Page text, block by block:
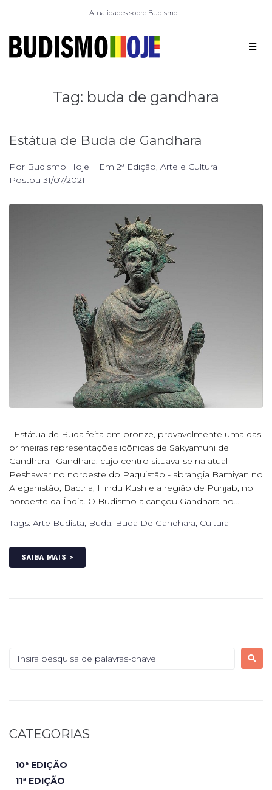
Atualidades sobre Budismo
Tag: buda de gandhara
Estátua de Buda de Gandhara
Por Budismo Hoje Em 2ª Edição, Arte e Cultura
Postou 31/07/2021
Estátua de Buda feita em bronze, provavelmente uma das
primeiras representações icônicas de Sakyamuni de
Gandhara. Gandhara, cujo centro situava-se na atual
Peshawar no noroeste do Paquistão - abrangia Bamiyan no
Afeganistão, Bactria, Hindu Kush e a região de Punjab, no
noroeste da Índia. O Budismo alcançou Gandhara no...
Tags: Arte Budista Buda Buda De Gandhara Cultura
SAIBA MAIS >
CATEGORIAS
10ª EDIÇÃO
11ª EDIÇÃO